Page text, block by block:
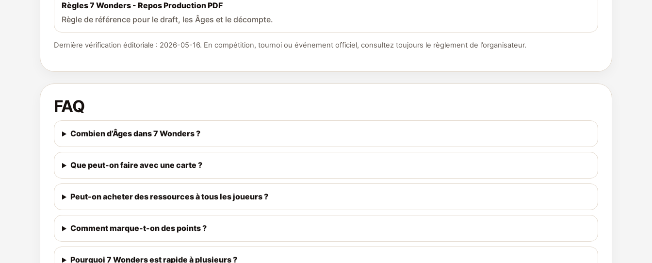
Règles 7 Wonders - Repos Production PDF
Règle de référence pour le draft, les Âges et le décompte.
Dernière vérification éditoriale : 2026-05-16. En compétition, tournoi ou événement officiel, consultez toujours le règlement de l’organisateur.
FAQ
Combien d’Âges dans 7 Wonders ?
Que peut-on faire avec une carte ?
Peut-on acheter des ressources à tous les joueurs ?
Comment marque-t-on des points ?
Pourquoi 7 Wonders est rapide à plusieurs ?